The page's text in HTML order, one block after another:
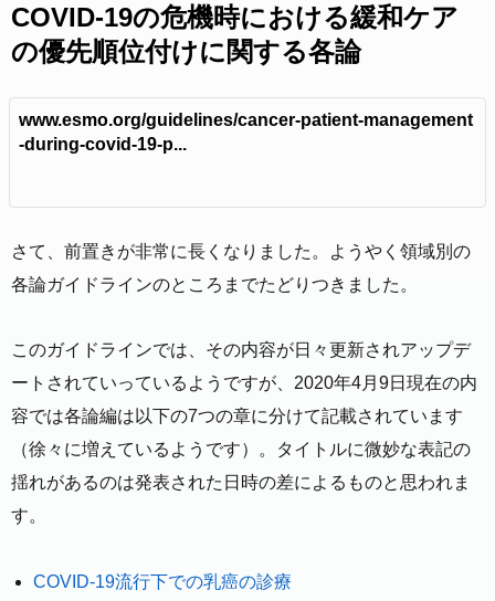
COVID-19の危機時における緩和ケア
の優先順位付けに関する各論
www.esmo.org/guidelines/cancer-patient-management
-during-covid-19-p...
さて、前置きが非常に長くなりました。ようやく領域別の
各論ガイドラインのところまでたどりつきました。
このガイドラインでは、その内容が日々更新されアップデ
ートされていっているようですが、2020年4月9日現在の内
容では各論編は以下の7つの章に分けて記載されています
（徐々に増えているようです）。タイトルに微妙な表記の
揺れがあるのは発表された日時の差によるものと思われま
す。
COVID-19流行下での乳癌の診療